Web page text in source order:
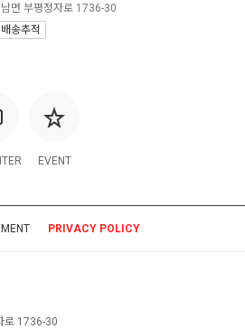
EVENT
면 부평정자로 1736-30
배송추적
PRIVACY POLICY
로 1736-30